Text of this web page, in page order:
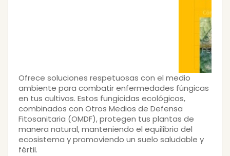
Ofrece soluciones respetuosas con el medio
ambiente para combatir enfermedades fúngicas
en tus cultivos. Estos fungicidas ecológicos,
combinados con Otros Medios de Defensa
Fitosanitaria (OMDF), protegen tus plantas de
manera natural, manteniendo el equilibrio del
ecosistema y promoviendo un suelo saludable y
fértil.